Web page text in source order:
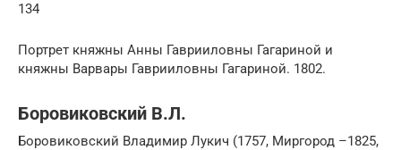
134
Портрет княжны Анны Гаврииловны Гагариной и
княжны Варвары Гаврииловны Гагариной. 1802.
Боровиковский В.Л.
Боровиковский Владимир Лукич (1757, Миргород –1825,